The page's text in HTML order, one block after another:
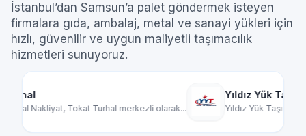
İstanbul’dan Samsun’a palet göndermek isteyen
firmalara gıda, ambalaj, metal ve sanayi yükleri için
hızlı, güvenilir ve uygun maliyetli taşımacılık
hizmetleri sunuyoruz.
olarak... Yıldız Yük Taşımacılık, Türkiye genelinde par...